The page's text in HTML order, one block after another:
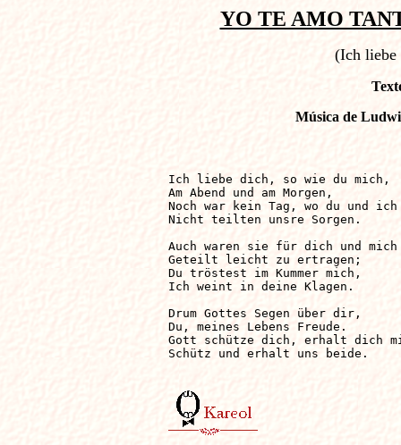
YO TE AMO
(Ich liebe
Música de
Ich liebe dich, so wie du mich,
Am Abend und am Morgen,
Noch war kein Tag, wo du und
Nicht teilten unsre Sorgen.
Auch waren sie für dich und
Geteilt leicht zu ertragen;
Du tröstest im Kummer mich,
Ich weint in deine Klagen.
Drum Gottes Segen über dir,
Du, meines Lebens Freude.
Gott schütze dich, erhalt dich
Schütz und erhalt uns beide.